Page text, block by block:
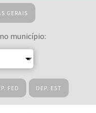
GERAIS
município:
FED DEP. EST